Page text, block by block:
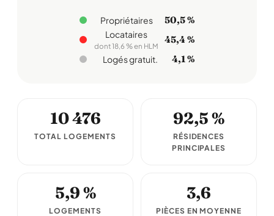
Propriétaires 50,5 %
Locataires
dont 18,6 % en HLM
45,4 %
Logés gratuit. 4,1 %
10 476
TOTAL LOGEMENTS
92,5 %
RÉSIDENCES
PRINCIPALES
5,9 %
LOGEMENTS
3,6
PIÈCES EN MOYENNE